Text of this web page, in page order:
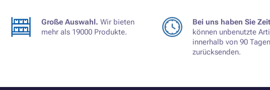
Große Auswahl. Wir bieten
mehr als 19000 Produkte.
Bei uns haben Sie
können unbenutzte
innerhalb von 90 Tagen
zurücksenden.